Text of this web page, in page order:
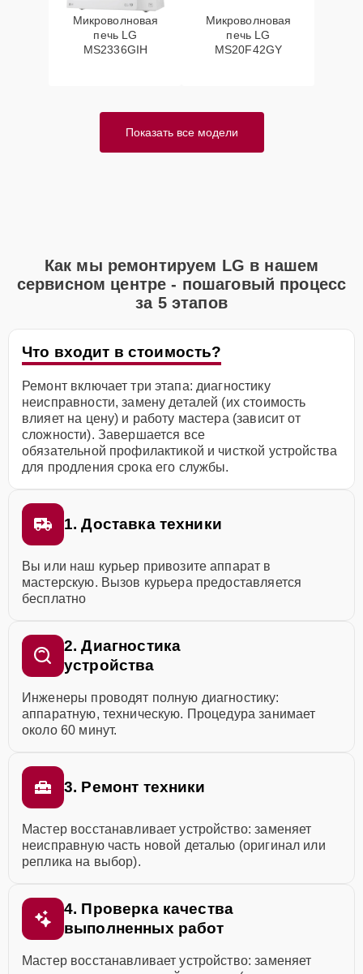
Микроволновая
печь LG
MS2336GIH
Микроволновая
печь LG
MS20F42GY
Показать все модели
Как мы ремонтируем LG в нашем
сервисном центре - пошаговый процесс
за 5 этапов
Что входит в стоимость?
Ремонт включает три этапа: диагностику
неисправности, замену деталей (их стоимость
влияет на цену) и работу мастера (зависит от
сложности). Завершается все
обязательной профилактикой и чисткой устройства
для продления срока его службы.
1. Доставка техники
Вы или наш курьер привозите аппарат в
мастерскую. Вызов курьера предоставляется
бесплатно
2. Диагностика
устройства
Инженеры проводят полную диагностику:
аппаратную, техническую. Процедура занимает
около 60 минут.
3. Ремонт техники
Мастер восстанавливает устройство: заменяет
неисправную часть новой деталью (оригинал или
реплика на выбор).
4. Проверка качества
выполненных работ
Мастер восстанавливает устройство: заменяет